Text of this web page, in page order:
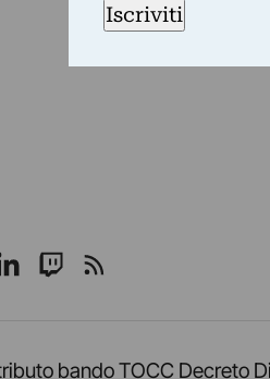
Telegram
su TikTok
su LinkedIn
Seguici su Twitch
Seguici su Rss
bando TOCC Decreto
Iscriviti